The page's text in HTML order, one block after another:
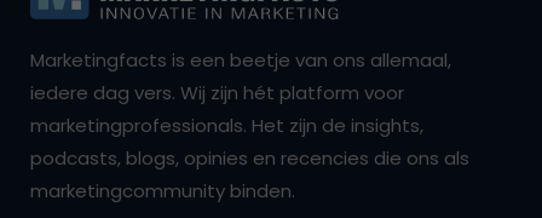
Marketingfacts is een beetje van ons allemaal,
iedere dag vers. Wij zijn hét platform voor
marketingprofessionals. Het zijn de insights,
podcasts, blogs, opinies en recencies die ons als
marketingcommunity binden.